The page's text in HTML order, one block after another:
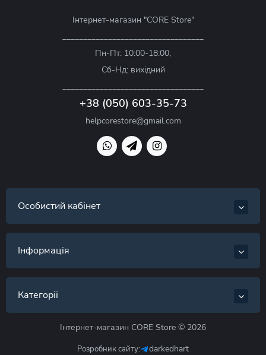
Інтернет-магазин "CORE Store"
__________________________________
Пн-Пт: 10:00-18:00,
Сб-Нд: вихідний
__________________________________
+38 (050) 603-35-73
helpcorestore@gmail.com
Особистий кабінет
Інформація
Категорії
Інтернет-магазин CORE Store © 2026
Розробник сайту: darkedhart